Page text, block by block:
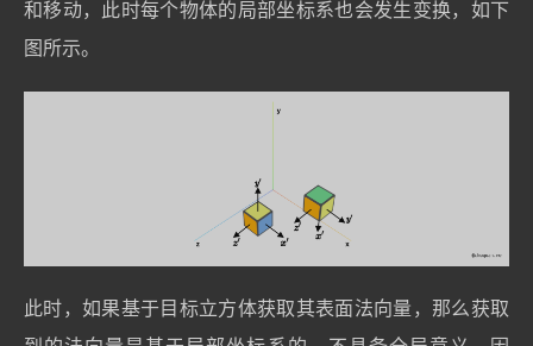
和移动，此时每个物体的局部坐标系也会发生变换，如下
图所示。
此时，如果基于目标立方体获取其表面法向量，那么获取